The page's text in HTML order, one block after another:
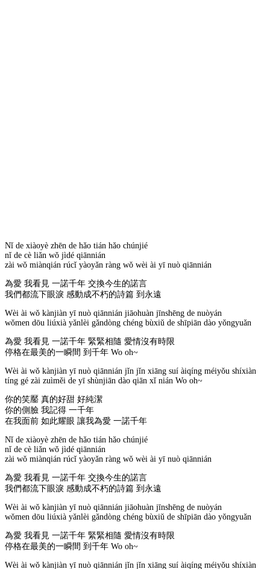
Nǐ de xiàoyè zhēn de hǎo tián hǎo chúnjié
nǐ de cè liǎn wǒ jìdé qiānnián
zài wǒ miànqián rúcǐ yàoyǎn ràng wǒ wèi ài yī nuò qiānnián
為愛 我看見 一諾千年 交換今生的諾言
我們都流下眼淚 感動成不朽的詩篇 到永遠
Wèi ài wǒ kànjiàn yī nuò qiānnián jiāohuàn jīnshēng de nuòyán
wǒmen dōu liúxià yǎnlèi gǎndòng chéng bùxiǔ de shīpiān dào yǒngyuǎn
為愛 我看見 一諾千年 緊緊相隨 愛情沒有時限
停格在最美的一瞬間 到千年 Wo oh~
Wèi ài wǒ kànjiàn yī nuò qiānnián jǐn jǐn xiāng suí àiqíng méiyǒu shíxiàn
tíng gé zài zuìměi de yī shùnjiān dào qiān xǐ nián Wo oh~
你的笑靨 真的好甜 好純潔
你的側臉 我記得 一千年
在我面前 如此耀眼 讓我為愛 一諾千年
Nǐ de xiàoyè zhēn de hǎo tián hǎo chúnjié
nǐ de cè liǎn wǒ jìdé qiānnián
zài wǒ miànqián rúcǐ yàoyǎn ràng wǒ wèi ài yī nuò qiānnián
為愛 我看見 一諾千年 交換今生的諾言
我們都流下眼淚 感動成不朽的詩篇 到永遠
Wèi ài wǒ kànjiàn yī nuò qiānnián jiāohuàn jīnshēng de nuòyán
wǒmen dōu liúxià yǎnlèi gǎndòng chéng bùxiǔ de shīpiān dào yǒngyuǎn
為愛 我看見 一諾千年 緊緊相隨 愛情沒有時限
停格在最美的一瞬間 到千年 Wo oh~
Wèi ài wǒ kànjiàn yī nuò qiānnián jǐn jǐn xiāng suí àiqíng méiyǒu shíxiàn